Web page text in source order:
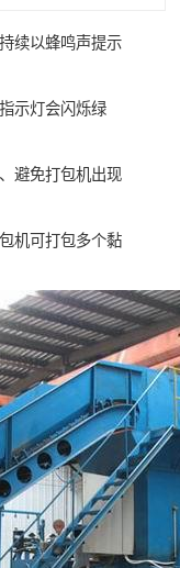
续以蜂鸣声提示
示灯会闪烁绿
避免打包机出现
机可打包多个黏